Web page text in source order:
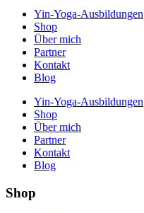
Yin-Yoga-Ausbildungen
Shop
Über mich
Partner
Kontakt
Blog
Yin-Yoga-Ausbildungen
Shop
Über mich
Partner
Kontakt
Blog
Shop